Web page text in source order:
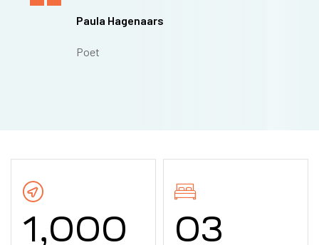
Paula Hagenaars
Poet
1,000 03